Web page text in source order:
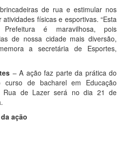
de rua e estimular nos
físicas e esportivas. “Esta
é maravilhosa, pois
de nossa cidade mais diversão,
a secretária de Esportes,
– A ação faz parte da prática do
curso de bacharel em Educação
Rua de Lazer será no dia 21 de
ação